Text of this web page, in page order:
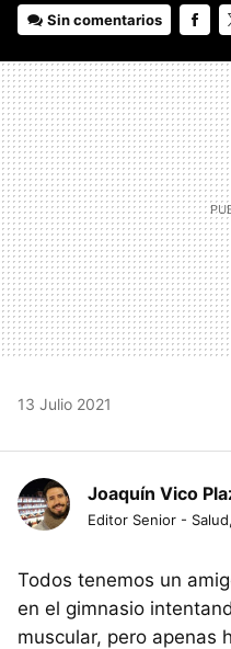
Sin comentarios
13 Julio 2021
Joaquín Vico
Editor Senior -
Todos tenemos un
en el gimnasio
muscular, pero apenas